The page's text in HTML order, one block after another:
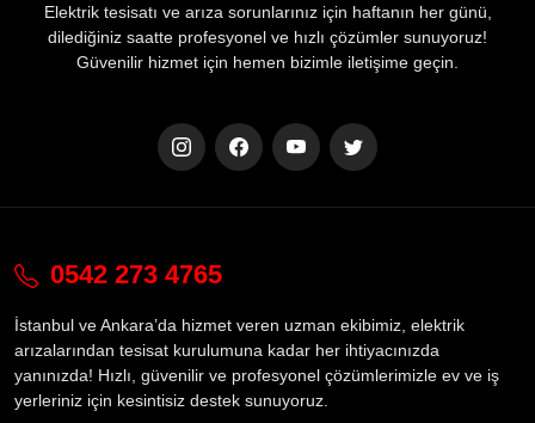
Elektrik tesisatı ve arıza sorunlarınız için haftanın her günü,
dilediğiniz saatte profesyonel ve hızlı çözümler sunuyoruz!
Güvenilir hizmet için hemen bizimle iletişime geçin.
0542 273 4765
İstanbul ve Ankara’da hizmet veren uzman ekibimiz, elektrik
arızalarından tesisat kurulumuna kadar her ihtiyacınızda
yanınızda! Hızlı, güvenilir ve profesyonel çözümlerimizle ev ve iş
yerleriniz için kesintisiz destek sunuyoruz.